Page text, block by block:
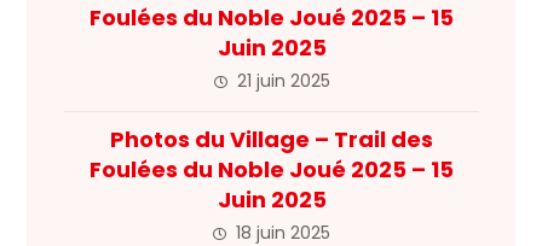
Foulées du Noble Joué 2025 – 15
Juin 2025
21 juin 2025
Photos du Village – Trail des
Foulées du Noble Joué 2025 – 15
Juin 2025
18 juin 2025